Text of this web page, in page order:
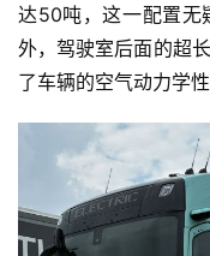
达50吨，这一配置无
外，驾驶室后面的超
了车辆的空气动力学